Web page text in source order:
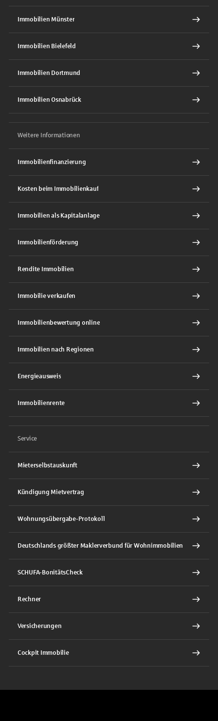
Immobilien Münster
Immobilien Bielefeld
Immobilien Dortmund
Immobilien Osnabrück
Weitere Informationen
Immobilienfinanzierung
Kosten beim Immobilienkauf
Immobilien als Kapitalanlage
Immobilienförderung
Rendite Immobilien
Immobilie verkaufen
Immobilienbewertung online
Immobilien nach Regionen
Energieausweis
Immobilienrente
Service
Mieterselbstauskunft
Kündigung Mietvertrag
Wohnungsübergabe-Protokoll
Deutschlands größter Maklerverbund für Wohnimmobilien
SCHUFA-BonitätsCheck
Rechner
Versicherungen
Cockpit Immobilie